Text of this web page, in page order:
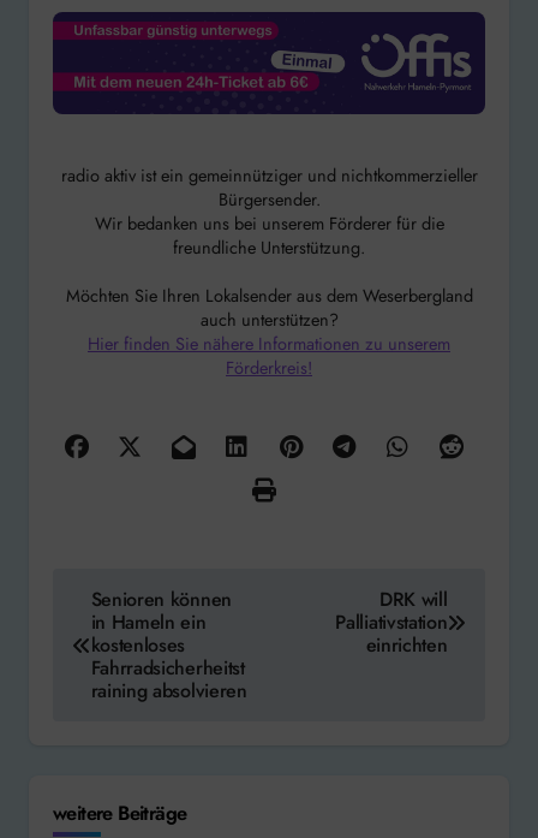
radio aktiv ist ein gemeinnütziger und nichtkommerzieller
Bürgersender.
Wir bedanken uns bei unserem Förderer für die
freundliche Unterstützung.
Möchten Sie Ihren Lokalsender aus dem Weserbergland
auch unterstützen?
Hier finden Sie nähere Informationen zu unserem
Förderkreis!
Beitragsnavigation
Senioren können
in Hameln ein
kostenloses
Fahrradsicherheitst
raining absolvieren
DRK will
Palliativstation
einrichten
weitere Beiträge